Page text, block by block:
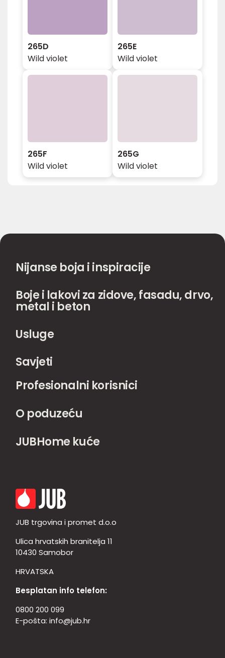
265D
Wild violet
265E
Wild violet
265F
Wild violet
265G
Wild violet
Nijanse boja i inspiracije
Boje i lakovi za zidove, fasadu, drvo,
metal i beton
Usluge
Savjeti
Profesionalni korisnici
O poduzeću
JUBHome kuće
JUB trgovina i promet d.o.o
Ulica hrvatskih branitelja 11
10430 Samobor
HRVATSKA
Besplatan info telefon:
0800 200 099
E-pošta: info@jub.hr